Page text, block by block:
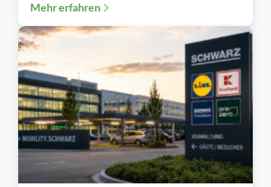
Filialen, Preisaktionen oder Sortimente...
Mehr erfahren